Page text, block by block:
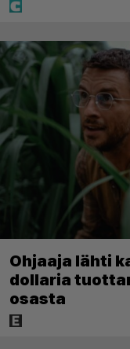
Ohjaaja lähti
dollaria
osasta